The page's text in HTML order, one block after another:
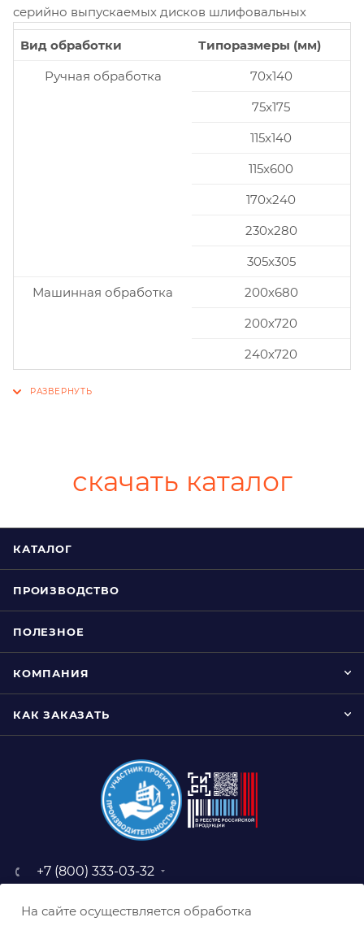
серийно выпускаемых дисков шлифовальных
Вид обработки
Типоразмеры (мм)
Ручная обработка
70x140
75x175
115x140
115x600
170x240
230x280
305x305
Машинная обработка
200х680
200х720
240х720
скачать каталог
КАТАЛОГ
ПРОИЗВОДСТВО
ПОЛЕЗНОЕ
КОМПАНИЯ
КАК ЗАКАЗАТЬ
+7 (800) 333-03-32
baz@belabraziv.ru
На сайте осуществляется обработка